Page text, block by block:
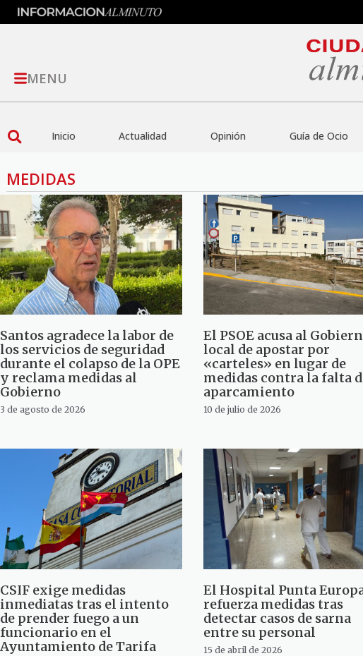
MENU
Inicio Actualidad Opinión Guía de Ocio
MEDIDAS
Santos agradece la labor de
los servicios de seguridad
durante el colapso de la OPE
y reclama medidas al
Gobierno
3 de agosto de 2026
El PSOE acusa al
local de apostar por
«carteles» en lugar de
medidas contra la falta
aparcamiento
10 de julio de 2026
CSIF exige medidas
inmediatas tras el intento
de prender fuego a un
funcionario en el
Ayuntamiento de Tarifa
El Hospital Punta
refuerza medidas tras
detectar casos de sarna
entre su personal
15 de abril de 2026